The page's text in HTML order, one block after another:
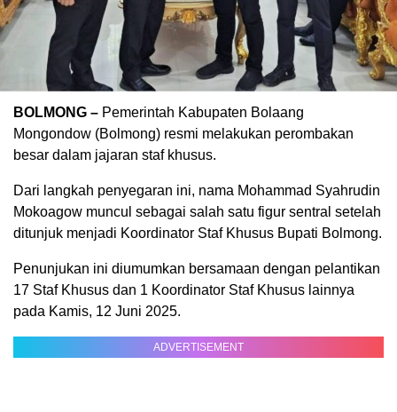
BOLMONG – Pemerintah Kabupaten Bolaang
Mongondow (Bolmong) resmi melakukan perombakan
besar dalam jajaran staf khusus.
Dari langkah penyegaran ini, nama Mohammad Syahrudin
Mokoagow muncul sebagai salah satu figur sentral setelah
ditunjuk menjadi Koordinator Staf Khusus Bupati Bolmong.
Penunjukan ini diumumkan bersamaan dengan pelantikan
17 Staf Khusus dan 1 Koordinator Staf Khusus lainnya
pada Kamis, 12 Juni 2025.
ADVERTISEMENT